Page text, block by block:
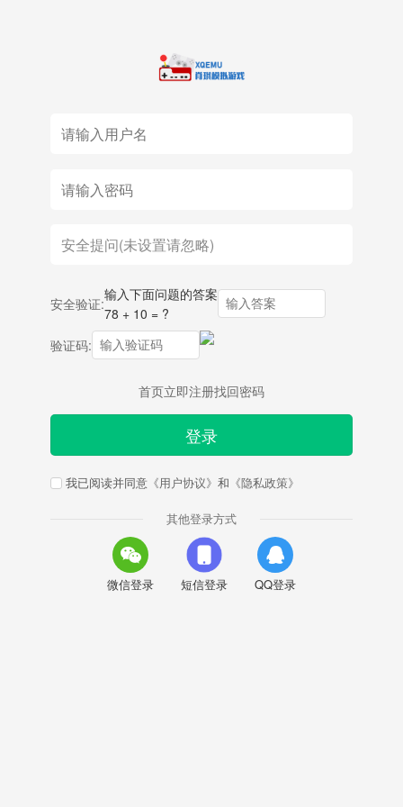
安全验证:
输入下面问题的答案
78 + 10 = ?
验证码:
首页立即注册找回密码
登录
我已阅读并同意 《用户协议》 和 《隐私政策》
其他登录方式
微信登录 短信登录 QQ登录